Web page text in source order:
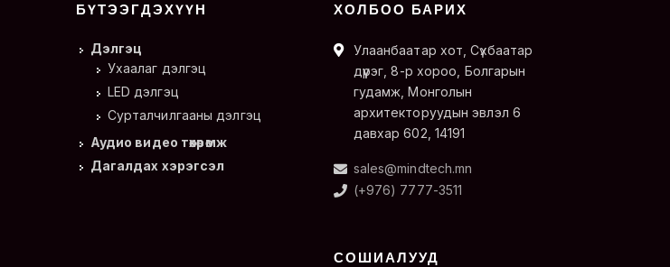
БҮТЭЭГДЭХҮҮН
Дэлгэц
Ухаалаг дэлгэц
LED дэлгэц
Сурталчилгааны дэлгэц
Аудио видео төхөөрөмж
Дагалдах хэрэгсэл
ХОЛБОО БАРИХ
Улаанбаатар хот, Сүхбаатар
дүүрэг, 8-р хороо, Болгарын
гудамж, Монголын
архитекторуудын эвлэл 6
давхар 602, 14191
sales@mindtech.mn
(+976) 7777-3511
СОШИАЛУУД